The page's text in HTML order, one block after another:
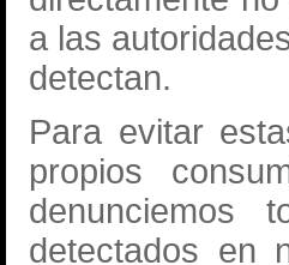
a las
detectan.
Para evitar
propios
denunciemos
detectados en